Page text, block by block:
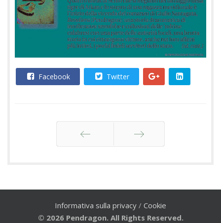
Facebook Twitter
Informativa sulla privacy / Cookie
© 2026 Pendragon. All Rights Reserved.